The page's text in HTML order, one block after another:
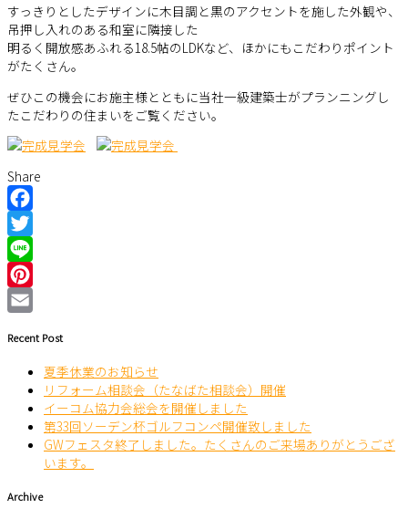
すっきりとしたデザインに木目調と黒のアクセントを施した外観や、
吊押し入れのある和室に隣接した
明るく開放感あふれる18.5帖のLDKなど、ほかにもこだわりポイント
がたくさん。
ぜひこの機会にお施主様とともに当社一級建築士がプランニングし
たこだわりの住まいをご覧ください。
Share
Facebook
Twitter
Line
Pinterest
Recent Post
夏季休業のお知らせ
リフォーム相談会（たなばた相談会）開催
イーコム協力会総会を開催しました
第33回ソーデン杯ゴルフコンペ開催致しました
GWフェスタ終了しました。たくさんのご来場ありがとうござ
います。
Archive